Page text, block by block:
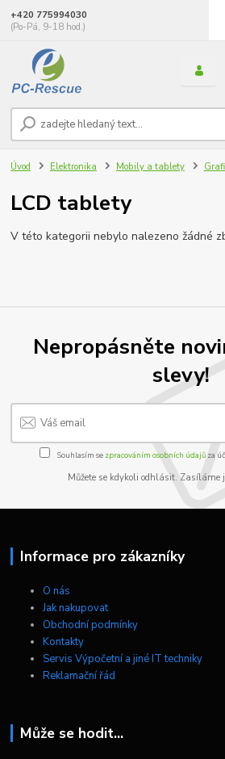
+420 775994030
(Po-Pá, 9-18 hod.)
Úvod Elektronika Mobily a tablety
LCD tablety
V této kategorii nebylo nalezeno žádné
Nepropásněte
slevy!
Souhlasím se zpracováním osobních údajůza
Můžete se kdykoli odhlásit. Zasíláme
Informace pro zákazníky
O nás
Jak nakupovat
Obchodní podmínky
Kontakty
Servis Výpočetní a jiné IT techniky
Reklamační řád
Může se hodit...